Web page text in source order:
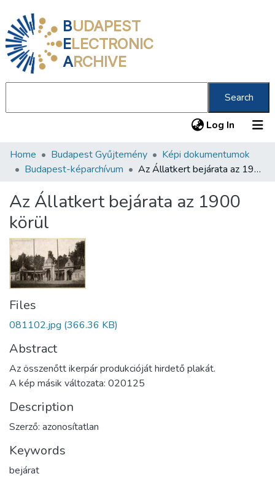
BUDAPEST
ELECTRONIC
ARCHIVE
Search
Log In (current)
Communities & Collections
Statistics
About us
Home Budapest Gyűjtemény
Képi dokumentumok
Budapest-képarchívum
Az Állatkert bejárata az 1900 körül
Az Állatkert bejárata az 1900
körül
Files
081102.jpg (366.36 KB)
Abstract
Az összenőtt ikerpár produkcióját hirdető plakát.
A kép másik változata: 020125
Description
Szerző: azonosítatlan
Keywords
bejárat